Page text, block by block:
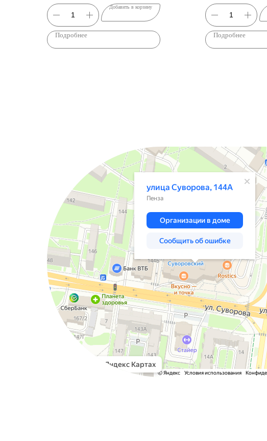
Добавить в корзину
Подробнее Подробнее